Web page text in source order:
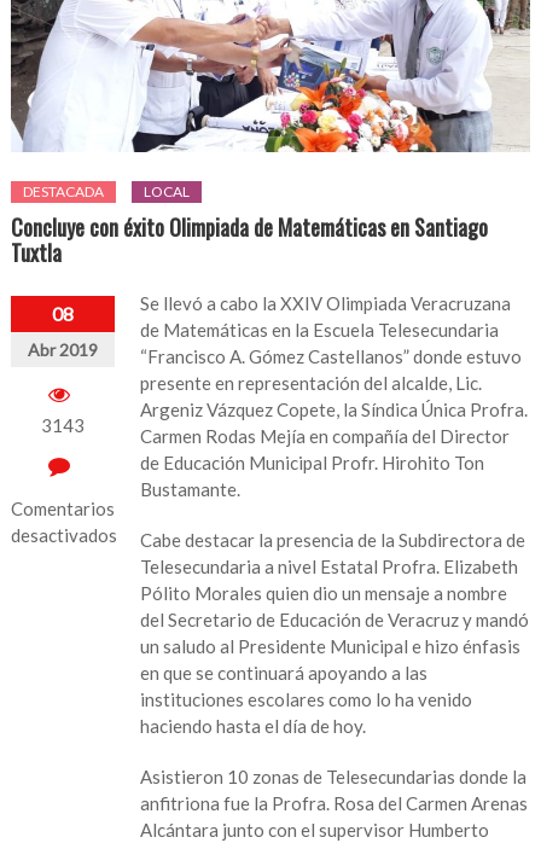
DESTACADA LOCAL
Concluye con éxito Olimpiada de Matemáticas en Santiago
Tuxtla
08
Abr 2019
3143
Comentarios
desactivados
Se llevó a cabo la XXIV Olimpiada Veracruzana
de Matemáticas en la Escuela Telesecundaria
“Francisco A. Gómez Castellanos” donde estuvo
presente en representación del alcalde, Lic.
Argeniz Vázquez Copete, la Síndica Única Profra.
Carmen Rodas Mejía en compañía del Director
de Educación Municipal Profr. Hirohito Ton
Bustamante.
Cabe destacar la presencia de la Subdirectora de
Telesecundaria a nivel Estatal Profra. Elizabeth
Pólito Morales quien dio un mensaje a nombre
del Secretario de Educación de Veracruz y mandó
un saludo al Presidente Municipal e hizo énfasis
en que se continuará apoyando a las
instituciones escolares como lo ha venido
haciendo hasta el día de hoy.
Asistieron 10 zonas de Telesecundarias donde la
anfitriona fue la Profra. Rosa del Carmen Arenas
Alcántara junto con el supervisor Humberto